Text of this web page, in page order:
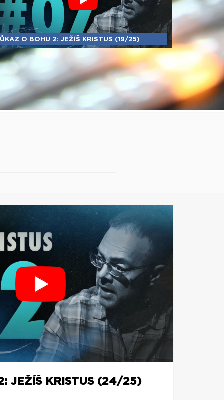
O BOHU 2: JEŽÍŠ KRISTUS (19/25)
JEŽÍŠ KRISTUS (24/25)